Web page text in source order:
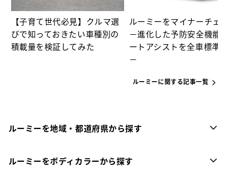
【子育て世代必見】クルマ選
びで知っておきたい車種別の
積載量を検証してみた
ルーミーをマイナーチェ
－進化した予防安全機能
ートアシストを全車標準
－
ルーミーに関する記事一覧
ルーミーを地域・都道府県から探す
ルーミーをボディカラーから探す